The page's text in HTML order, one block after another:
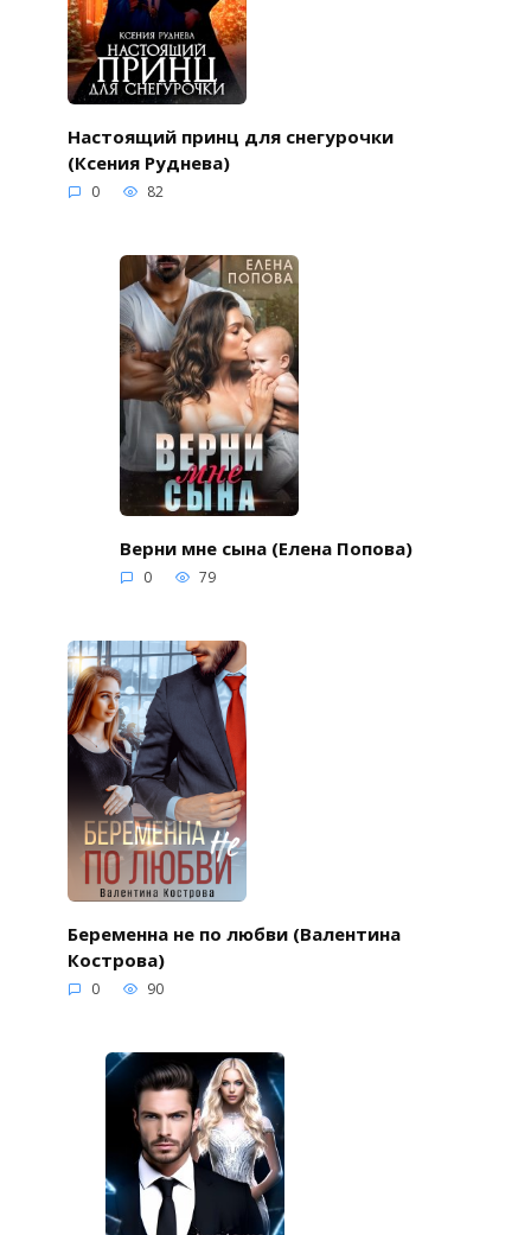
Настоящий принц для снегурочки
(Ксения Руднева)
0 82
Верни мне сына (Елена Попова)
0 79
Беременна не по любви (Валентина
Кострова)
0 90